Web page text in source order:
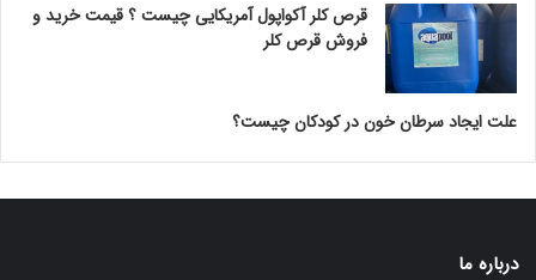
قرص کلر آکواپول آمریکایی چیست ؟ قیمت خرید و
فروش قرص کلر
علت ایجاد سرطان خون در کودکان چیست؟
درباره ما